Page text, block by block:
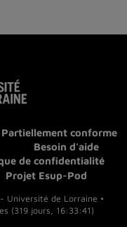
conforme
Besoin d'aide
de confidentialité
Projet Esup-Pod
Université de Lorraine •
(319 jours, 16:33:41)